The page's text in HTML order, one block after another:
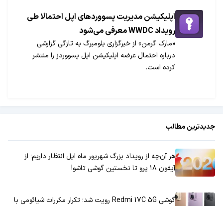
اپلیکیشن مدیریت پسوورد‌های اپل احتمالا طی
رویداد WWDC معرفی می‌شود
«مارک گرمن» از خبرگزاری بلومبرگ به تازگی گزارشی
درباره احتمال عرضه اپلیکیشن اپل پسووردز را منتشر
کرده است.
جدیدترین مطالب
هر آن‌چه از رویداد بزرگ شهریور ماه اپل انتظار داریم؛ از
آیفون ۱۸ پرو تا نخستین گوشی تاشو!
گوشی Redmi 17C 5G رویت شد؛ تکرار مکررات شیائومی با